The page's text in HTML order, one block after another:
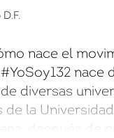
nace el
nace
diversas
de la Universidad
después de